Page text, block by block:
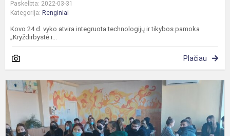
Paskelbta: 2022-03-31
Kategorija: Renginiai
Kovo 24 d. vyko atvira integruota technologijų ir tikybos pamoka
„Kryždirbystė i...
Plačiau